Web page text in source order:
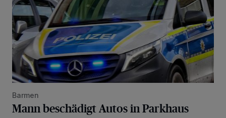
Barmen
Mann beschädigt Autos in Parkhaus